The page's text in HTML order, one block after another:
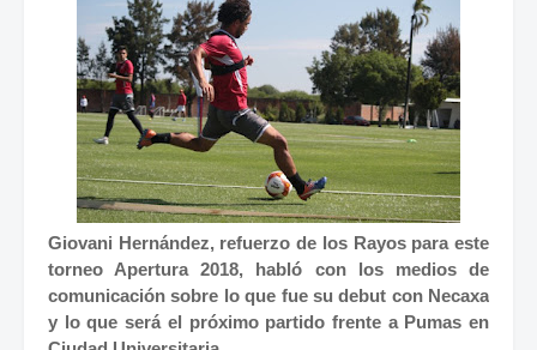
Giovani Hernández, refuerzo de los Rayos para este
torneo Apertura 2018, habló con los medios de
comunicación sobre lo que fue su debut con Necaxa
y lo que será el próximo partido frente a Pumas en